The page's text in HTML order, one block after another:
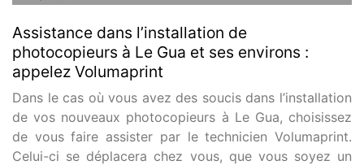
Assistance dans l’installation de
photocopieurs à Le Gua et ses environs :
appelez Volumaprint
Dans le cas où vous avez des soucis dans l’installation
de vos nouveaux photocopieurs à Le Gua, choisissez
de vous faire assister par le technicien Volumaprint.
Celui-ci se déplacera chez vous, que vous soyez un